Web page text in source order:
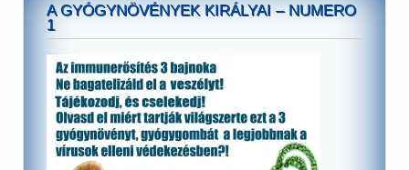
A GYÓGYNÖVÉNYEK KIRÁLYAI – NUMERO
1